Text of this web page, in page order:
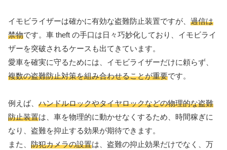
イモビライザーは確かに有効な盗難防止装置ですが、 過信は
禁物です。車 theft の手口は日々巧妙化しており、イモビライ
ザーを突破されるケースも出てきています。
愛車を確実に守るためには、イモビライザーだけに頼らず、
複数の盗難防止対策を組み合わせることが重要です。
例えば、 ハンドルロックやタイヤロックなどの物理的な盗難
防止装置は、車を物理的に動かせなくするため、時間稼ぎに
なり、盗難を抑止する効果が期待できます。
また、 防犯カメラの設置は、盗難の抑止効果だけでなく、万